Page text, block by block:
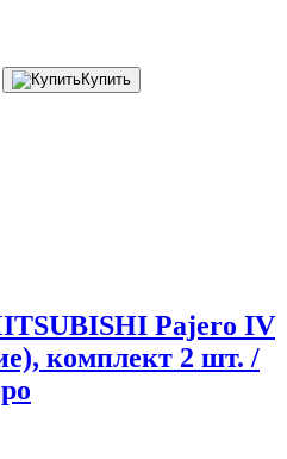
Купить
Pajero IV
комплект 2 шт. /